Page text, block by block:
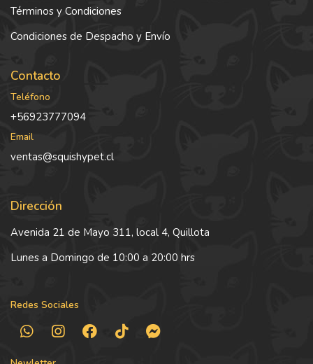
Términos y Condiciones
Condiciones de Despacho y Envío
Contacto
Teléfono
+56923777094
Email
ventas@squishypet.cl
Dirección
Avenida 21 de Mayo 311, local 4, Quillota
Lunes a Domingo de 10:00 a 20:00 hrs
Redes Sociales